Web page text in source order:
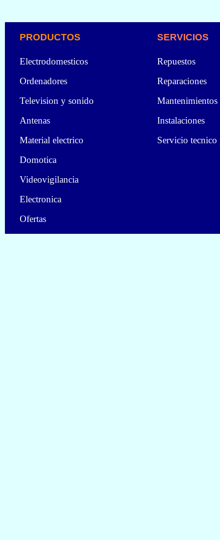
Repuestos
Reparaciones
Mantenimientos
Instalaciones
Servicio
Electrodomesticos
Ordenadores
Television y sonido
Antenas
Material electrico
Domotica
Videovigilancia
Electronica
Ofertas
PRODUCTOS SERVICIOS